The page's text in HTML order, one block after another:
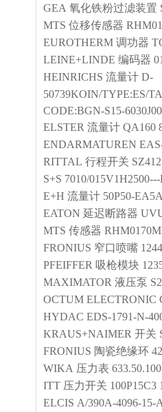
GEA 氧化铁粉过滤装置
MTS 位移传感器
EUROTHERM 调功器
LEINE+LINDE 编码器
HEINRICHS 流量计 D-
50739KOIN/TYPE:ES/
CODE:BGN-S15-
ELSTER 流量计 QA160
ENDARMATUREN
RITTAL 行程开关
S+S 7010/
E+H 流量计 50P50-
EATON 延迟断路器
MTS 传感器
FRONIUS 窄口喷嘴
PFEIFFER 吸枪模块
MAXIMATOR 液压泵
OCTUM ELECTRONIC
HYDAC EDS-1791-N-
KRAUS+NAIMER 开关
FRONIUS 陶瓷绝缘环
WIKA 压力表
ITT 压力开关 100P15C3
ELCIS A/390A-4096-15-